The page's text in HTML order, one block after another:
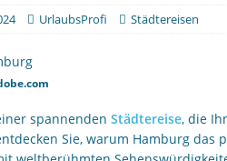
UrlaubsProfi Städtereisen
spannenden Städtereise, die
Sie, warum Hamburg